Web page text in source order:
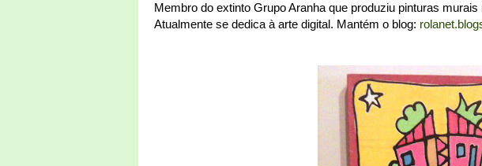
Membro do extinto Grupo Aranha que produziu pinturas
Atualmente se dedica à arte digital. Mantém o blog: